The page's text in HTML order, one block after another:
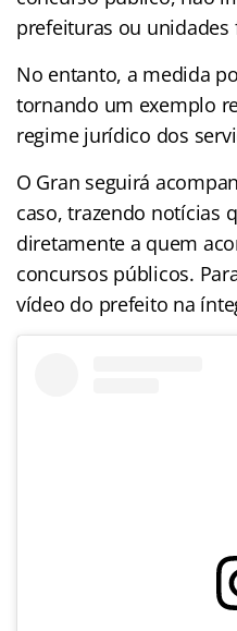
prefeituras ou unidades
No entanto, a medida
tornando um exemplo
regime jurídico dos
O Gran seguirá
caso, trazendo notícias
diretamente a quem
concursos públicos.
vídeo do prefeito na